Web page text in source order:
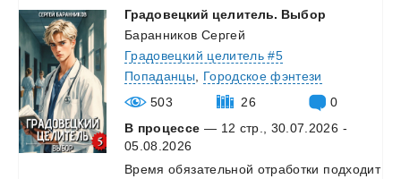
Градовецкий целитель. Выбор
Баранников Сергей
Градовецкий целитель #5
Попаданцы
Городское фэнтези
503
26
0
В процессе — 12 стр., 30.07.2026 -
05.08.2026
Время обязательной отработки подходит